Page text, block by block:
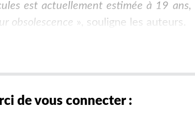
est actuellement estimée à 19
obsolescence », souligne les auteurs.
de vous connecter :